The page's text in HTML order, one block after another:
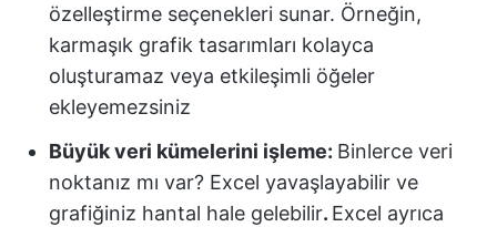
özelleştirme seçenekleri sunar. Örneğin,
karmaşık grafik tasarımları kolayca
oluşturamaz veya etkileşimli öğeler
ekleyemezsiniz
Büyük veri kümelerini işleme: Binlerce veri
noktanız mı var? Excel yavaşlayabilir ve
grafiğiniz hantal hale gelebilir. Excel ayrıca